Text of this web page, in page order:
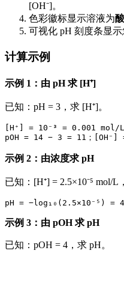
[OH⁻]。
色彩徽标显示溶液为
可视化 pH 刻度条显示
计算示例
示例 1：由 pH 求 [H⁺]
已知：pH = 3，求 [H⁺]。
[H⁺] = 10⁻³ = 0.001 mol/L
示例 2：由浓度求 pH
已知：[H⁺] = 2.5×10⁻⁵ mol/L
示例 3：由 pOH 求 pH
已知：pOH = 4，求 pH。